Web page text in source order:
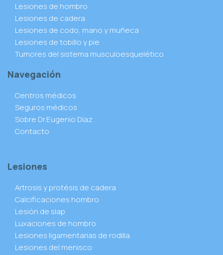
Lesiones de hombro
Lesiones de cadera
Lesiones de codo, mano y muñeca
Lesiones de tobillo y pie
Tumores del sistema musculoesquelético
Navegación
Centros médicos
Seguros médicos
Sobre Dr.Eugenio Díaz
Contacto
Lesiones
Artrosis y protésis de cadera
Calcificaciones hombro
Lesión de slap
Luxaciones de hombro
Lesiones ligamentarias de rodilla
Lesiones del menisco